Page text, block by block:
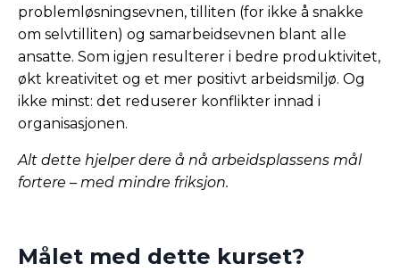
problemløsningsevnen, tilliten (for ikke å snakke
om selvtilliten) og samarbeidsevnen blant alle
ansatte. Som igjen resulterer i bedre produktivitet,
økt kreativitet og et mer positivt arbeidsmiljø. Og
ikke minst: det reduserer konflikter innad i
organisasjonen.
Alt dette hjelper dere å nå arbeidsplassens mål
fortere – med mindre friksjon.
Målet med dette kurset?